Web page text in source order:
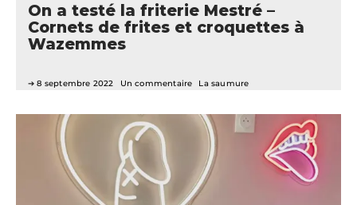
On a testé la friterie Mestré –
Cornets de frites et croquettes à
Wazemmes
8 septembre 2022 Un commentaire La saumure